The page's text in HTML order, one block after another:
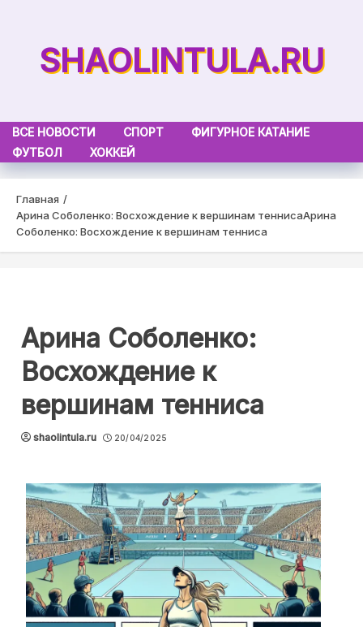
contentSHAOLINTULA.RU
ВСЕ НОВОСТИ СПОРТ
ФИГУРНОЕ КАТАНИЕ
ФУТБОЛ
ХОККЕЙ
Главная
Арина Соболенко: Восхождение к вершинам теннисаАрина
Соболенко: Восхождение к вершинам тенниса
Арина Соболенко:
Восхождение к
вершинам тенниса
shaolintula.ru 20/04/2025